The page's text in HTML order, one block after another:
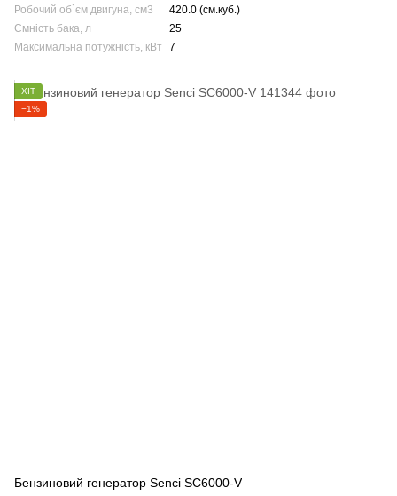
Робочий об`єм двигуна, см3
420.0 (см.куб.)
Ємність бака, л
25
Максимальна потужність, кВт
7
ХІТ
−1%
Бензиновий генератор Senci SC6000-V